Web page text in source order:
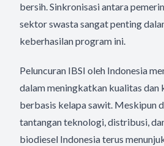
bersih. Sinkronisasi antara
sektor swasta sangat penting
keberhasilan program ini.
Peluncuran IBSI oleh Indonesia
dalam meningkatkan kualitas dan
berbasis kelapa sawit. Meskipun
tantangan teknologi, distribusi,
biodiesel Indonesia terus